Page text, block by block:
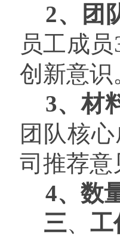
2、
团
员工成
创新意识
3、材
团队核
司推荐意
4、 数
三、 工